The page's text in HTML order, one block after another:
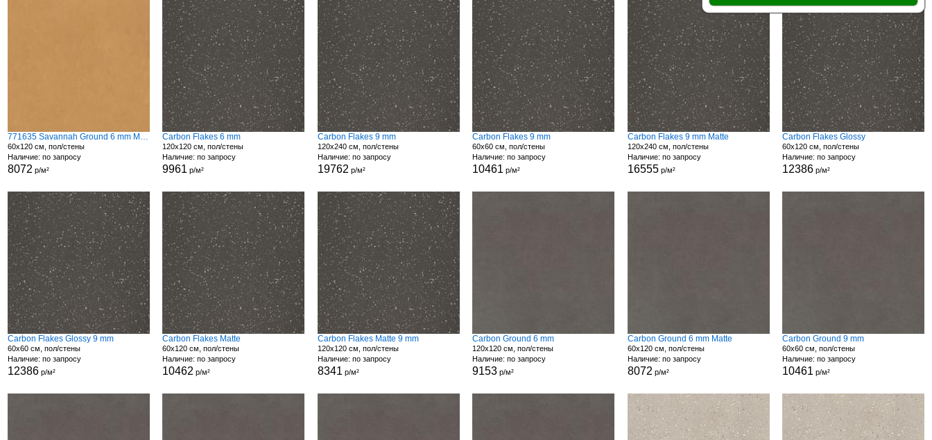
771635 Savannah Ground 6 mm Matte
60x120 см, пол/стены
Наличие: по запросу
8072 р/м²
Carbon Flakes 6 mm
120x120 см, пол/стены
Наличие: по запросу
9961 р/м²
Carbon Flakes 9 mm
120x240 см, пол/стены
Наличие: по запросу
19762 р/м²
Carbon Flakes 9 mm
60x60 см, пол/стены
Наличие: по запросу
10461 р/м²
Carbon Flakes 9 mm Matte
120x240 см, пол/стены
Наличие: по запросу
16555р/м²
Carbon Flakes Glossy
60x120 см, пол/стены
Наличие: по запросу
12386 р/м²
Carbon Flakes Glossy 9 mm
60x60 см, пол/стены
Наличие: по запросу
12386р/м²
Carbon Flakes Matte
60x120 см, пол/стены
Наличие: по запросу
10462 р/м²
Carbon Flakes Matte 9 mm
120x120 см, пол/стены
Наличие: по запросу
8341 р/м²
Carbon Ground 6 mm
120x120 см, пол/стены
Наличие: по запросу
9153 р/м²
Carbon Ground 6 mm Matte
60x120 см, пол/стены
Наличие: по запросу
8072 р/м²
Carbon Ground 9 mm
60x60 см, пол/стены
Наличие: по запросу
10461 р/м²